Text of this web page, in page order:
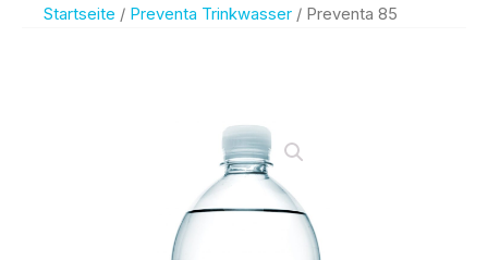
Startseite / Preventa Trinkwasser / Preventa 85